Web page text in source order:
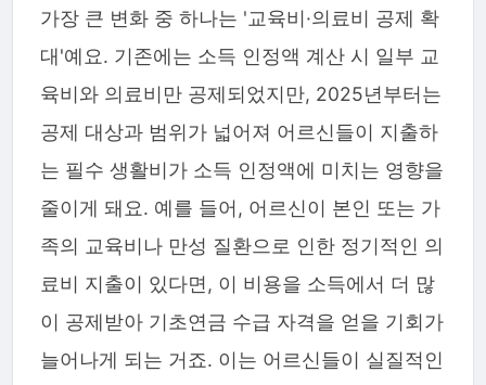
가장 큰 변화 중 하나는 '교육비·의료비 공제 확
대'예요. 기존에는 소득 인정액 계산 시 일부 교
육비와 의료비만 공제되었지만, 2025년부터는
공제 대상과 범위가 넓어져 어르신들이 지출하
는 필수 생활비가 소득 인정액에 미치는 영향을
줄이게 돼요. 예를 들어, 어르신이 본인 또는 가
족의 교육비나 만성 질환으로 인한 정기적인 의
료비 지출이 있다면, 이 비용을 소득에서 더 많
이 공제받아 기초연금 수급 자격을 얻을 기회가
늘어나게 되는 거죠. 이는 어르신들이 실질적인